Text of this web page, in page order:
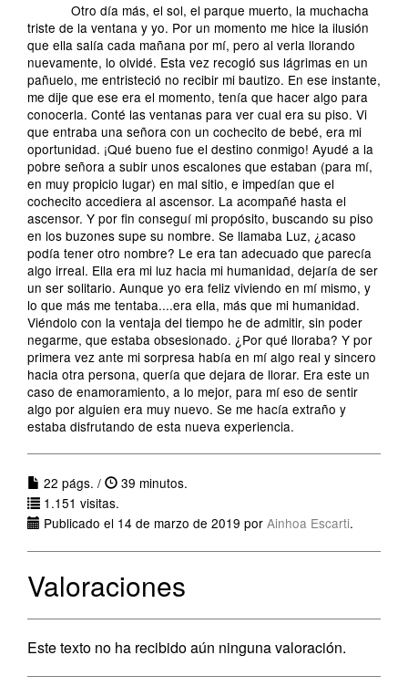
Otro día más, el sol, el parque muerto, la muchacha
triste de la ventana y yo. Por un momento me hice la ilusión
que ella salía cada mañana por mí, pero al verla llorando
nuevamente, lo olvidé. Esta vez recogió sus lágrimas en un
pañuelo, me entristeció no recibir mi bautizo. En ese instante,
me dije que ese era el momento, tenía que hacer algo para
conocerla. Conté las ventanas para ver cual era su piso. Vi
que entraba una señora con un cochecito de bebé, era mi
oportunidad. ¡Qué bueno fue el destino conmigo! Ayudé a la
pobre señora a subir unos escalones que estaban (para mí,
en muy propicio lugar) en mal sitio, e impedían que el
cochecito accediera al ascensor. La acompañé hasta el
ascensor. Y por fin conseguí mi propósito, buscando su piso
en los buzones supe su nombre. Se llamaba Luz, ¿acaso
podía tener otro nombre? Le era tan adecuado que parecía
algo irreal. Ella era mi luz hacia mi humanidad, dejaría de ser
un ser solitario. Aunque yo era feliz viviendo en mí mismo, y
lo que más me tentaba....era ella, más que mi humanidad.
Viéndolo con la ventaja del tiempo he de admitir, sin poder
negarme, que estaba obsesionado. ¿Por qué lloraba? Y por
primera vez ante mi sorpresa había en mí algo real y sincero
hacia otra persona, quería que dejara de llorar. Era este un
caso de enamoramiento, a lo mejor, para mí eso de sentir
algo por alguien era muy nuevo. Se me hacía extraño y
estaba disfrutando de esta nueva experiencia.
22 págs. /
39 minutos.
1.151 visitas.
Publicado el 14 de marzo de 2019 por Ainhoa Escarti.
Valoraciones
Este texto no ha recibido aún ninguna valoración.